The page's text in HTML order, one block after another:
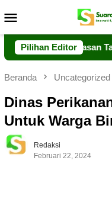
ke
Mobile
Pilihan Editor
Pengawasan Tahura,
Beranda Uncategorized
Dinas
Untuk Warga
Redaksi
Februari 22, 2024